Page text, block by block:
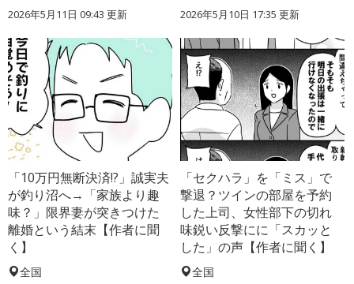
2026年5月11日 09:43 更新 2026年5月10日 17:35 更新
「10万円無断決済!?」誠実夫
が釣り沼へ→「家族より趣
味？」限界妻が突きつけた
離婚という結末【作者に聞
く】
全国
「セクハラ」を「ミス」で
撃退？ツインの部屋を予約
した上司、女性部下の切れ
味鋭い反撃にに「スカッと
した」の声【作者に聞く】
全国